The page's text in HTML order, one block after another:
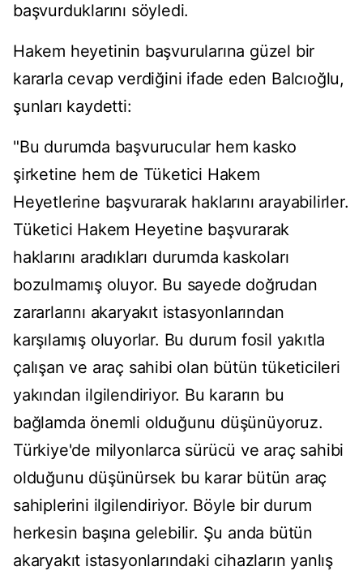
başvurduklarını söyledi.
Hakem heyetinin başvurularına güzel bir
kararla cevap verdiğini ifade eden Balcıoğlu,
şunları kaydetti:
"Bu durumda başvurucular hem kasko
şirketine hem de Tüketici Hakem
Heyetlerine başvurarak haklarını arayabilirler.
Tüketici Hakem Heyetine başvurarak
haklarını aradıkları durumda kaskoları
bozulmamış oluyor. Bu sayede doğrudan
zararlarını akaryakıt istasyonlarından
karşılamış oluyorlar. Bu durum fosil yakıtla
çalışan ve araç sahibi olan bütün tüketicileri
yakından ilgilendiriyor. Bu kararın bu
bağlamda önemli olduğunu düşünüyoruz.
Türkiye'de milyonlarca sürücü ve araç sahibi
olduğunu düşünürsek bu karar bütün araç
sahiplerini ilgilendiriyor. Böyle bir durum
herkesin başına gelebilir. Şu anda bütün
akaryakıt istasyonlarındaki cihazların yanlış